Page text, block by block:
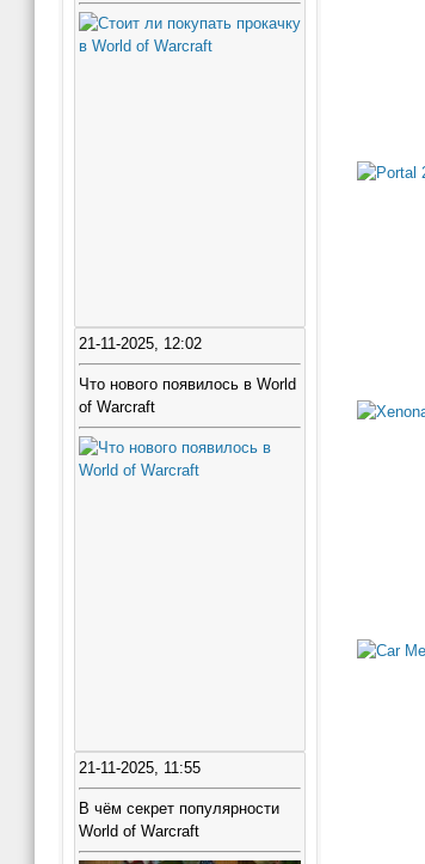
21-11-2025, 12:02
Что нового появилось в World
of Warcraft
21-11-2025, 11:55
В чём секрет популярности
World of Warcraft